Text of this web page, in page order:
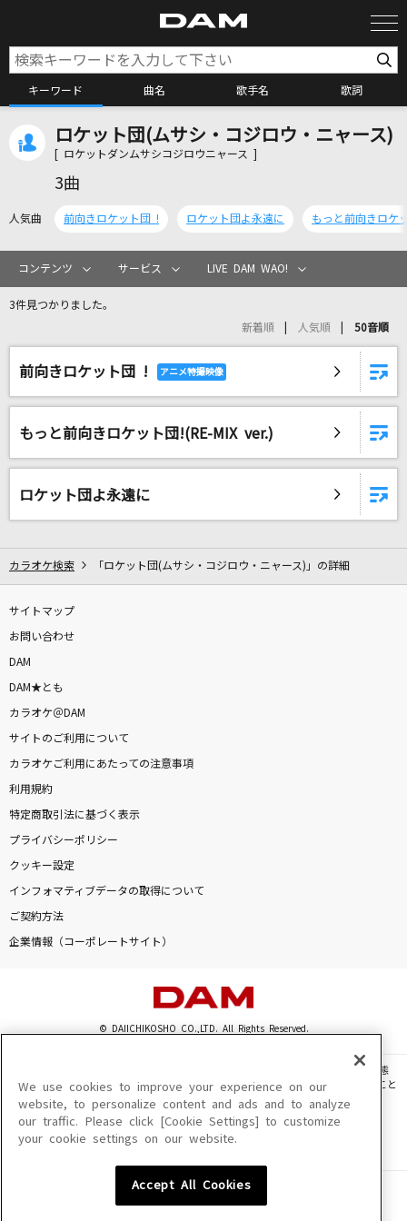
キーワード 曲名 歌手名 歌詞
カラオケ検索
カラオケリクエスト
リアルタイムで歌われている曲の一覧
ワルキューレ
W/X/Y
涙のイエスタデー
GARNET CROW
ずんだパーリナイ
なみぐる
ラブ&デストロイ
MI8k feat.GUMI
[生音]ドライフラワー
優里
Link
もっと見る
カラオケ最新情報をチェック！
ロケット団(ムサシ・コジロウ・ニャース)
[ ロケットダンムサシコジロウニャース ]
3曲
人気曲 前向きロケット団 ! ロケット団よ永遠に
コンテンツ サービス LIVE DAM WAO!
3件見つかりました。
新着順 人気順 50音順
前向きロケット団 !
もっと前向きロケット団!(RE-MIX ver.)
ロケット団よ永遠に
カラオケ検索 「ロケット団(ムサシ・コジロウ・ニャース)」の詳細
サイトマップ
お問い合わせ
DAM
DAM★とも
カラオケ＠DAM
サイトのご利用について
カラオケご利用にあたっての注意事項
利用規約
特定商取引法に基づく表示
プライバシーポリシー
クッキー設定
インフォマティブデータの取得について
ご契約方法
企業情報（コーポレートサイト）
© DAIICHIKOSHO CO.,LTD. All Rights Reserved.
このサイトに掲載されている一切の文章・画像・写真・動画・音声等を、手段や形態
を問わず、著作権法の定める範囲を超えて無断で複製、転載、ファイル化などすること
を禁じます。
楽曲及びコンテンツは、機種によりご利用いただけない場合があります。
楽曲及びコンテンツの配信日、配信内容が変更になる場合があります。
We use cookies to improve your experience on our
website, to personalize content and ads and to analyze
our traffic. Please click [Cookie Settings] to customize
your cookie settings on our website.
Accept All Cookies